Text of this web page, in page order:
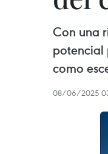
Con una
potencial
como
08/06/2025